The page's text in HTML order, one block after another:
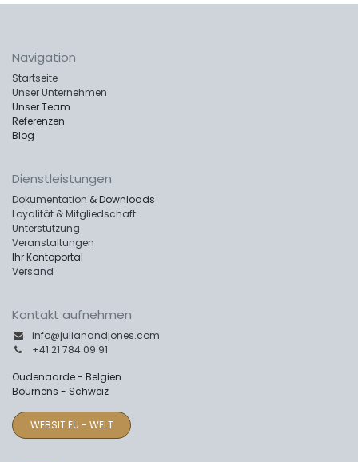
Navigation
Startseite
Unser Unternehmen
Unser Team
Referenzen
Blog
Dienstleistungen
Dokumentation & Downloads
Loyalität & Mitgliedschaft
Unterstützung
Veranstaltungen
Ihr Kontoportal
Versand
Kontakt aufnehmen
info@julianandjones.com
+41 21 784 09 91
Oudenaarde - Belgien
Bournens - Schweiz
WEBSIT EU - WELT